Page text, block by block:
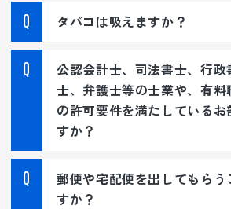
タバコは吸えますか？
公認会計士、司法書士、行政
士、弁護士等の士業や、有
の許可要件を満たしているお
すか？
郵便や宅配便を出してもらう
すか？